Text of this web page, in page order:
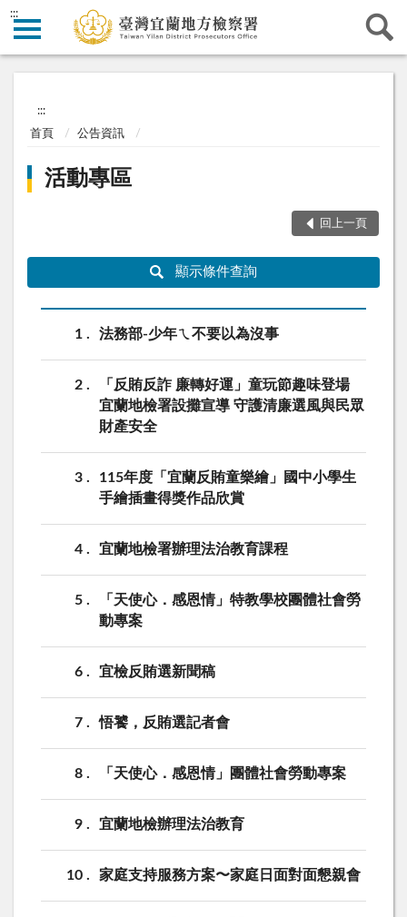
:::
:::
首頁 公告資訊
活動專區
回上一頁
顯示條件查詢
1 法務部-少年ㄟ不要以為沒事
2
「反賄反詐 廉轉好運」童玩節趣味登場
宜蘭地檢署設攤宣導 守護清廉選風與民眾
財產安全
3
115年度「宜蘭反賄童樂繪」國中小學生
手繪插畫得獎作品欣賞
4 宜蘭地檢署辦理法治教育課程
5
「天使心．感恩情」特教學校團體社會勞
動專案
6 宜檢反賄選新聞稿
7 悟饕，反賄選記者會
8 「天使心．感恩情」團體社會勞動專案
9 宜蘭地檢辦理法治教育
10 家庭支持服務方案〜家庭日面對面懇親會